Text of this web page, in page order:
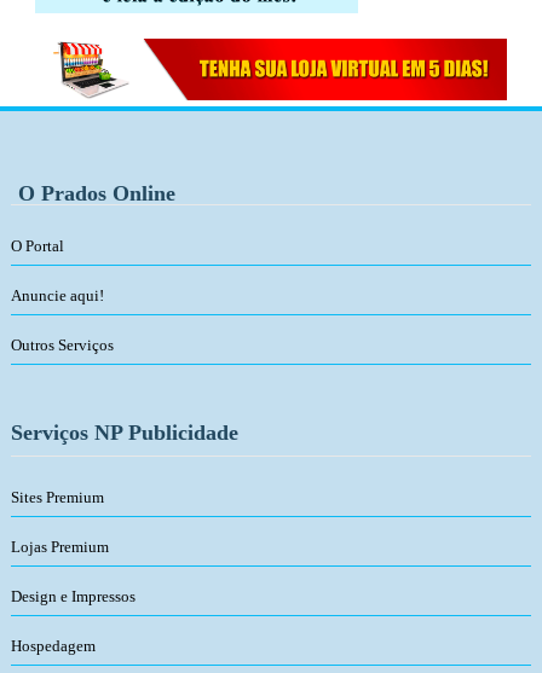
O Prados Online
O Portal
Anuncie aqui!
Outros Serviços
Serviços NP Publicidade
Sites Premium
Lojas Premium
Design e Impressos
Hospedagem